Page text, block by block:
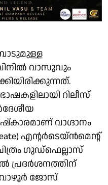
വാസുവും
റിലീസ്
വാഗ്ദാനം
എന്റർടെയ്‌ൻമെന്റ്
ഗുഡ്ഫെല്ലാസ്
പ്രദർശനത്തിന്
വാഴൂർ ജോസ്